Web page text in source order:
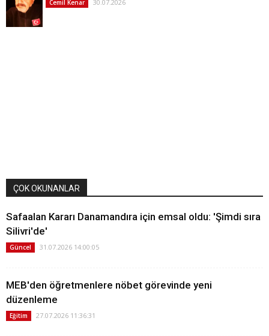
Cemil Kenar 30.07.2026
ÇOK OKUNANLAR
Safaalan Kararı Danamandıra için emsal oldu: 'Şimdi sıra
Silivri'de'
Güncel 31.07.2026 14:00:05
MEB'den öğretmenlere nöbet görevinde yeni
düzenleme
Eğitim 27.07.2026 11:36:31